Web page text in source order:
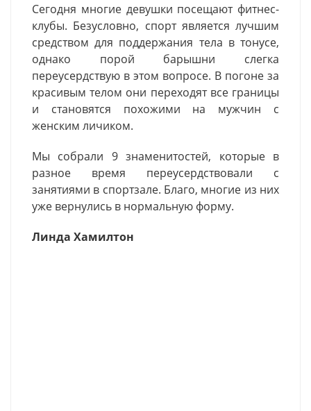
Сегодня многие девушки посещают фитнес-
клубы. Безусловно, спорт является лучшим
средством для поддержания тела в тонусе,
однако порой барышни слегка
переусердствую в этом вопросе. В погоне за
красивым телом они переходят все границы
и становятся похожими на мужчин с
женским личиком.
Мы собрали 9 знаменитостей, которые в
разное время переусердствовали с
занятиями в спортзале. Благо, многие из них
уже вернулись в нормальную форму.
Линда Хамилтон